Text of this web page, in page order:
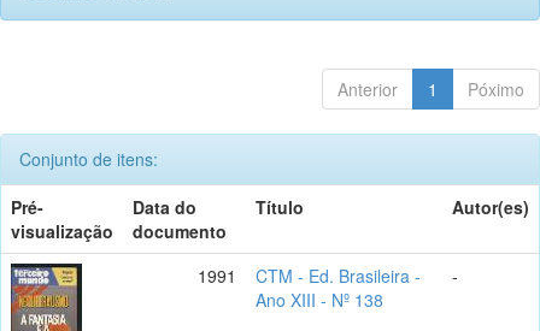
Anterior 1 Póximo
Conjunto de itens:
Pré-
visualização
Data do
documento
Título Autor(es)
1991
CTM - Ed. Brasileira -
Ano XIII - Nº 138
-